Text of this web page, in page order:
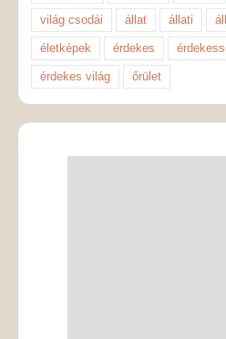
világ csodái állat állati
életképek érdekes
érdekes világ őrület